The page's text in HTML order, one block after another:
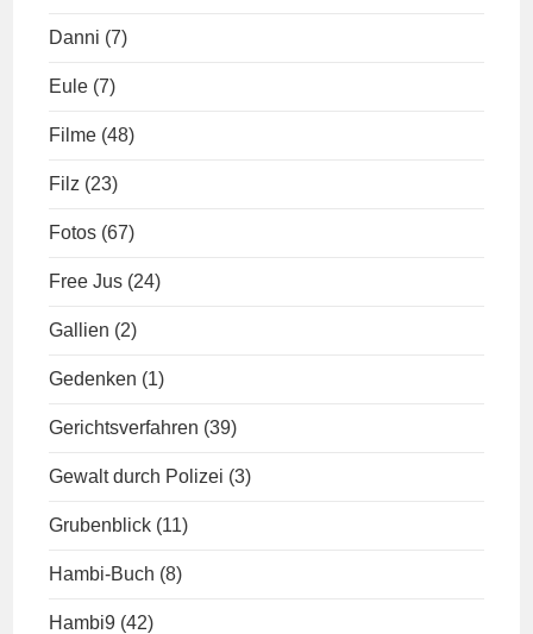
Danni (7)
Eule (7)
Filme (48)
Filz (23)
Fotos (67)
Free Jus (24)
Gallien (2)
Gedenken (1)
Gerichtsverfahren (39)
Gewalt durch Polizei (3)
Grubenblick (11)
Hambi-Buch (8)
Hambi9 (42)